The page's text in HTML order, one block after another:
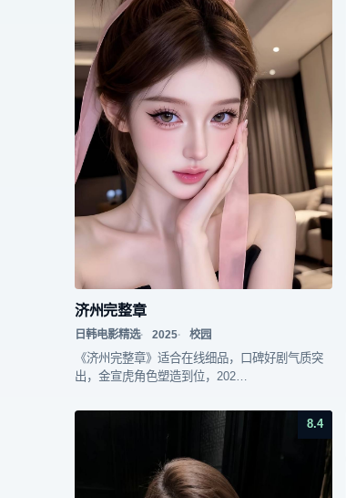
济州完整章
日韩电影精选 2025 校园
《济州完整章》适合在线细品，口碑好剧气质突
出，金宣虎角色塑造到位，202…
8.4